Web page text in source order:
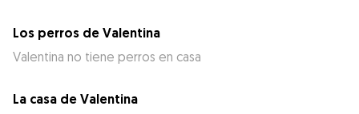
Los perros de Valentina
Valentina no tiene perros en casa
La casa de Valentina